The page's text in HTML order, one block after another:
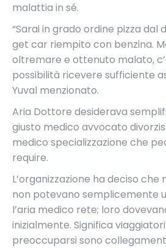
malattia in sé.
“Sarai in grado ordine pizza dal
get car riempito con benzina.
oltremare e ottenuto malato,
possibilità ricevere sufficiente
Yuval menzionato.
Aria Dottore desiderava
giusto medico avvocato
medico specializzazione che
require.
L’organizzazione ha deciso
non potevano semplicemente
l’aria medico rete; loro
inizialmente. Significa
preoccuparsi sono